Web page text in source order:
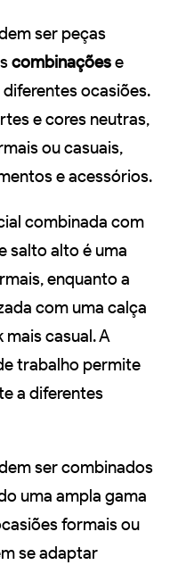
ser peças
combinaçõese
ocasiões.
e cores neutras,
ou casuais,
e acessórios.
combinada com
salto alto é uma
enquanto a
com uma calça
mais casual. A
trabalho permite
a diferentes
ser combinados
uma ampla gama
formais ou
se adaptar